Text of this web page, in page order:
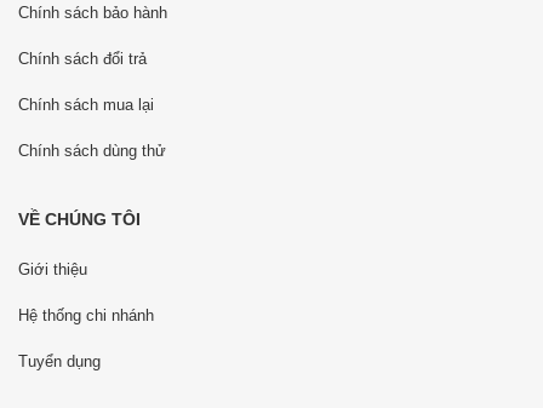
Chính sách bảo hành
Chính sách đổi trả
Chính sách mua lại
Chính sách dùng thử
VỀ CHÚNG TÔI
Giới thiệu
Hệ thống chi nhánh
Tuyển dụng